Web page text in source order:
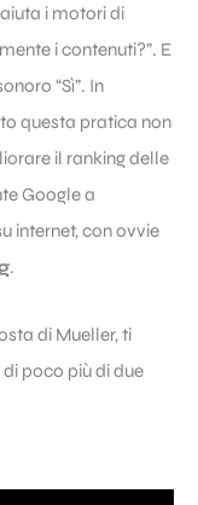
aiuta i motori di
i contenuti?”. E
“Sì”. In
questa pratica non
il ranking delle
Google a
internet, con ovvie
.
di Mueller, ti
poco più di due